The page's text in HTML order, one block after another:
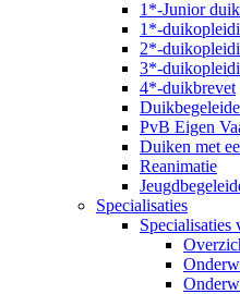
1*-Junior
1*-
2*-
3*-
4*-duikbrevet
PvB Eigen
Duiken met
Reanimatie
Specialisaties
Specialisaties